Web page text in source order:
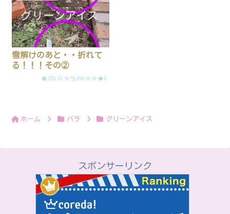
雪解けのあと・・折れて
る！！！その②
2024.03.18 2024.04.04
ホーム バラ グリーンアイス
スポンサーリンク